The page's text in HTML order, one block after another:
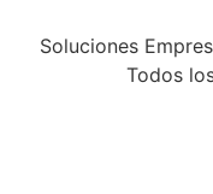
Soluciones
Todos